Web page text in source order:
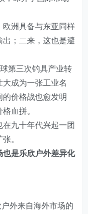
欧洲具备与东亚同样
；二来，这也是避
第三次钓具产业转
成为一张工业名
的价格战也愈发明
血拼。
九十年代兴起一团
。
也是乐欣户外差异化
外来自海外市场的